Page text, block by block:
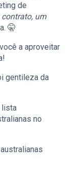
de
um
🤫
a aproveitar
gentileza da
lista
no